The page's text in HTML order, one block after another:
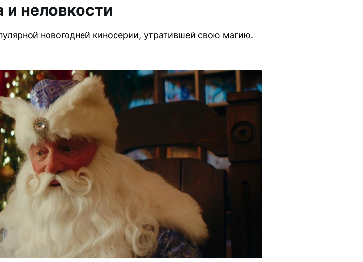
и неловкости
новогодней киносерии, утратившей свою магию.